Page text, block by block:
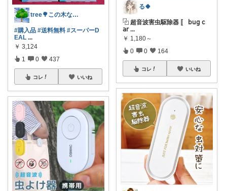
tree🌳この木なんの木🙆‍♀️🌳
#購入品 #送料無料 #スーパーD
EAL ...
￥ 3,124
1 0 437
コレ いいね
る🍀
⿻ 超音波害虫駆除器 〚 𝖻𝗎𝗀 𝖼
𝖺𝗋 ...
￥ 1,180～
0 0 164
コレ いいね